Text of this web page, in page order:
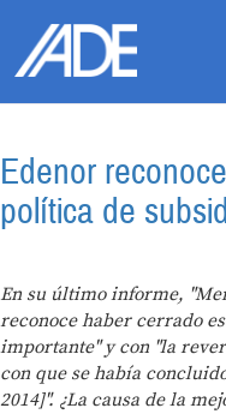
Edenor
política de
En su último informe,
reconoce haber cerrado
importante" y con "la
con que se había
2014]". ¿La causa de la